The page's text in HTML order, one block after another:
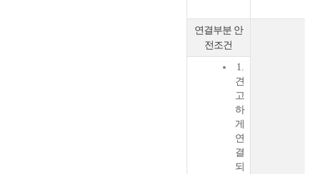
연결부분 안
전조건
1.
견
고
하
게
연
결
되